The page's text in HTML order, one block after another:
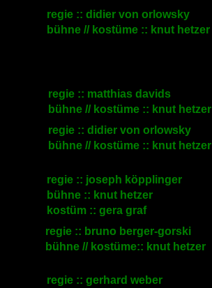
regie :: didier von orlowsky
bühne // kostüme :: knut hetzer
regie :: matthias davids
bühne // kostüme :: knut hetzer
regie :: didier von orlowsky
bühne // kostüme :: knut hetzer
regie :: joseph köpplinger
bühne :: knut hetzer
kostüm :: gera graf
regie :: bruno berger-gorski
bühne // kostüme:: knut hetzer
regie :: gerhard weber